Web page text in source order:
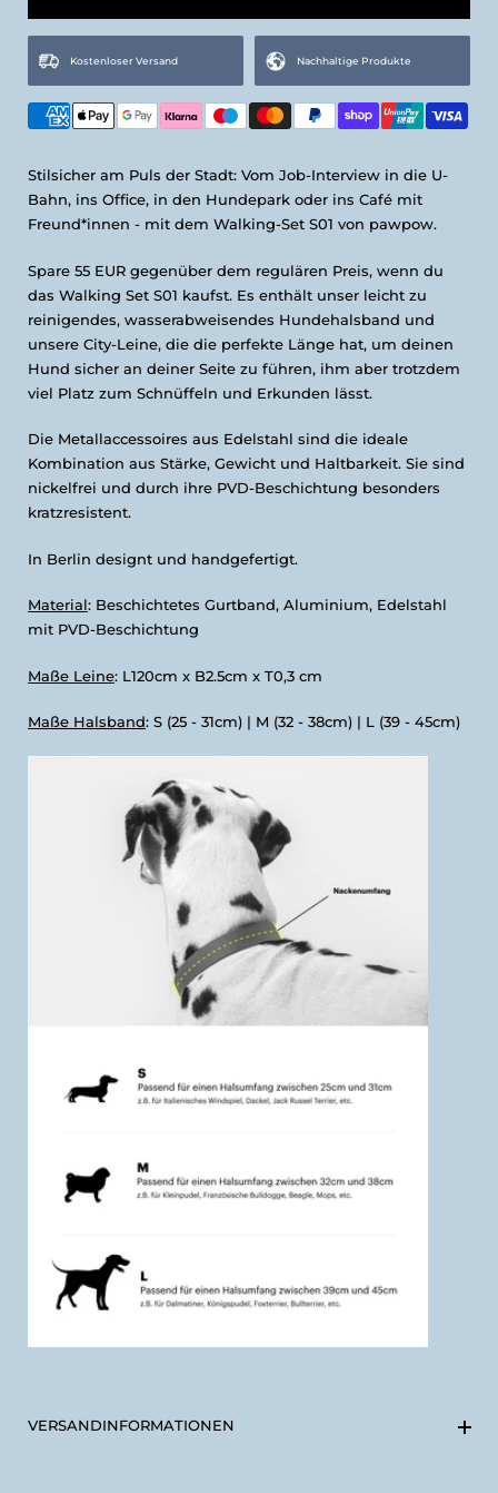
AquaKostenloser Versand Nachhaltige Produkte
Stilsicher am Puls der Stadt: Vom Job-Interview in die U-
Bahn, ins Office, in den Hundepark oder ins Café mit
Freund*innen - mit dem Walking-Set S01 von pawpow.
Spare 55 EUR gegenüber dem regulären Preis, wenn du
das Walking Set S01 kaufst. Es enthält unser leicht zu
reinigendes, wasserabweisendes Hundehalsband und
unsere City-Leine, die die perfekte Länge hat, um deinen
Hund sicher an deiner Seite zu führen, ihm aber trotzdem
viel Platz zum Schnüffeln und Erkunden lässt.
Die Metallaccessoires aus Edelstahl sind die ideale
Kombination aus Stärke, Gewicht und Haltbarkeit. Sie sind
nickelfrei und durch ihre PVD-Beschichtung besonders
kratzresistent.
In Berlin designt und handgefertigt.
Material: Beschichtetes Gurtband, Aluminium, Edelstahl
mit PVD-Beschichtung
Maße Leine: L120cm x B2.5cm x T0,3 cm
Maße Halsband: S (25 - 31cm) | M (32 - 38cm) | L (39 - 45cm)
VERSANDINFORMATIONEN